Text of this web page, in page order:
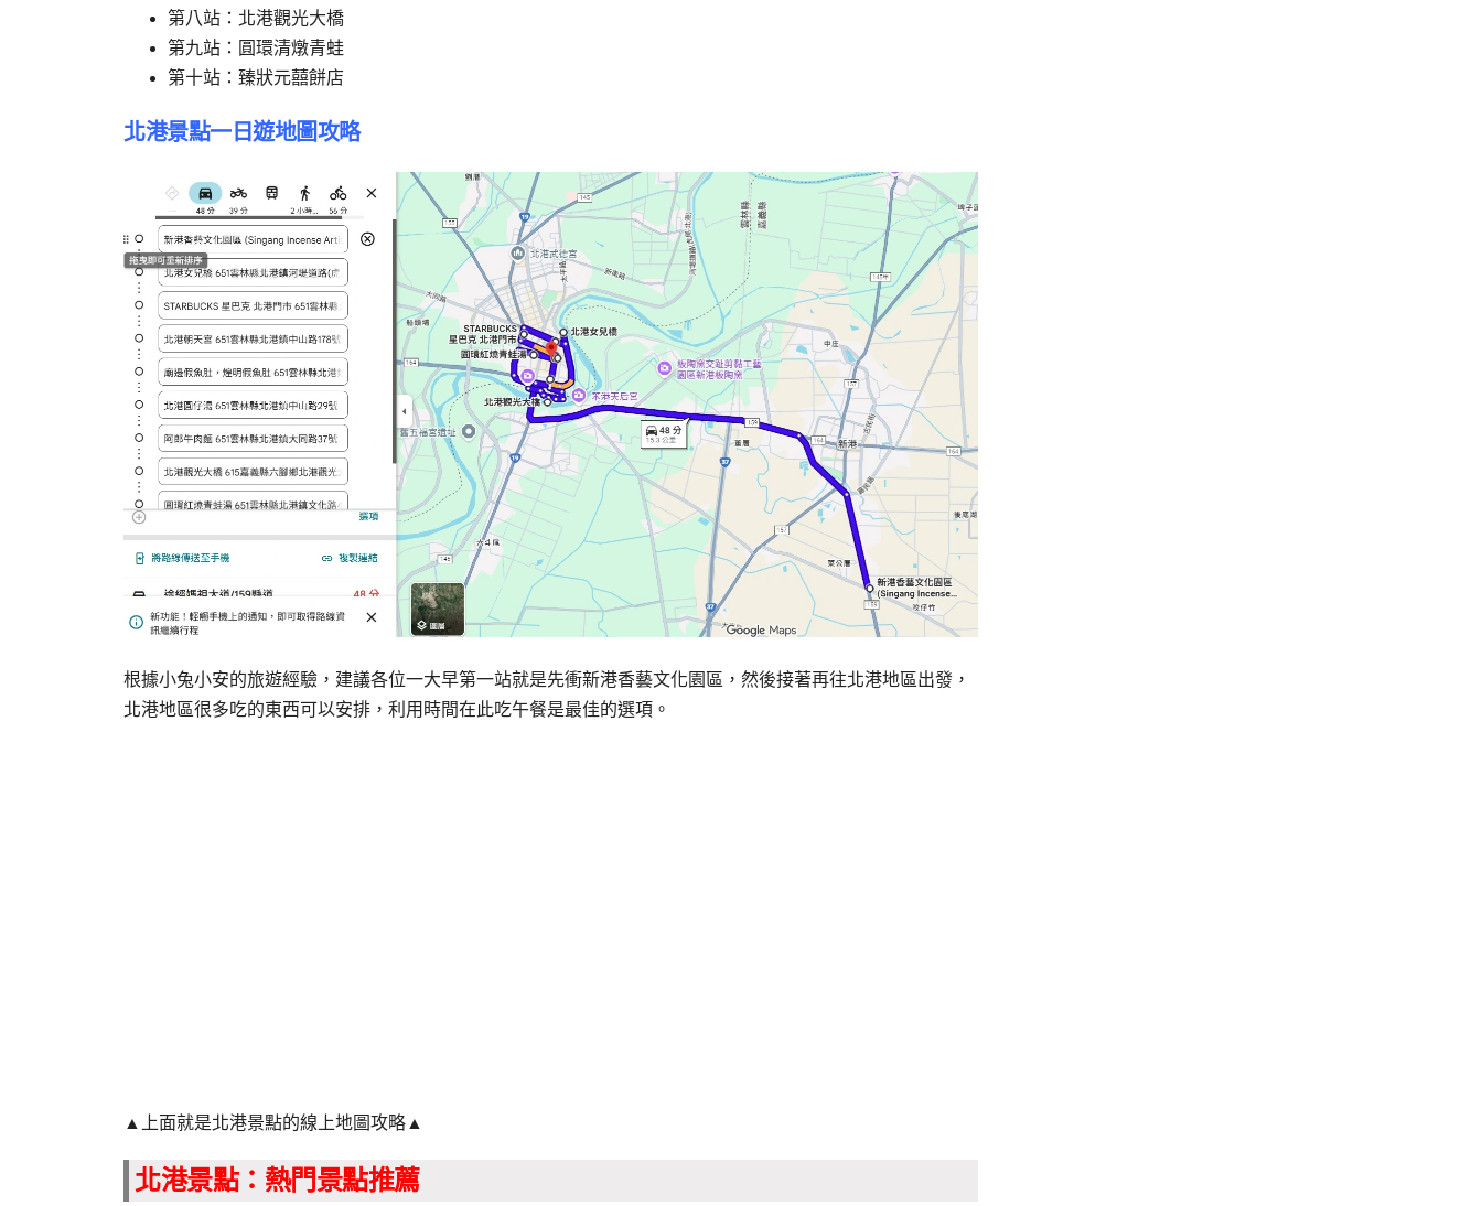
第八站：北港觀光大橋
第九站：圓環清燉青蛙
第十站：臻狀元囍餅店
北港景點一日遊地圖攻略
根據小兔小安的旅遊經驗，建議各位一大早第一站就是先衝新港香藝文化園區，然後接著再往北港地區出發，
北港地區很多吃的東西可以安排，利用時間在此吃午餐是最佳的選項。
▲上面就是北港景點的線上地圖攻略▲
北港景點：熱門景點推薦